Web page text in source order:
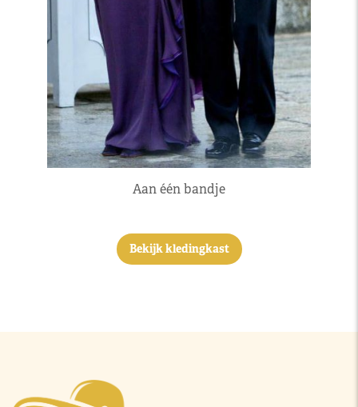
Aan één bandje
Bekijk kledingkast